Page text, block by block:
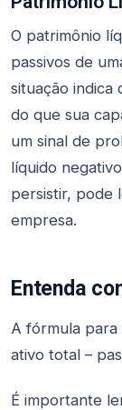
O patrimônio
passivos de
situação indica
do que sua
um sinal de
líquido
persistir, pode
empresa.
Entenda
A fórmula para
ativo total –
É importante